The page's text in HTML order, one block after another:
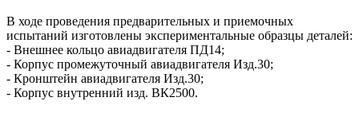
В ходе проведения предварительных и приемочных
испытаний изготовлены экспериментальные образцы деталей:
- Внешнее кольцо авиадвигателя ПД14;
- Корпус промежуточный авиадвигателя Изд.30;
- Кронштейн авиадвигателя Изд.30;
- Корпус внутренний изд. ВК2500.